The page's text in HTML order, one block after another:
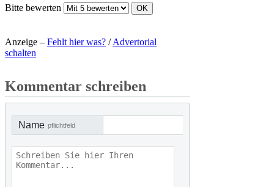
Bitte bewerten
Anzeige – Fehlt hier was? /Advertorial
schalten
Kommentar schreiben
Name pflichtfeld